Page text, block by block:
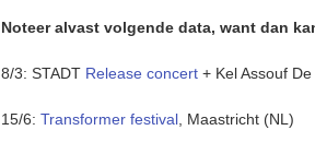
Noteer alvast volgende data, want dan
8/3: STADT Release concert + Kel Assouf
15/6: Transformer festival, Maastricht (NL)